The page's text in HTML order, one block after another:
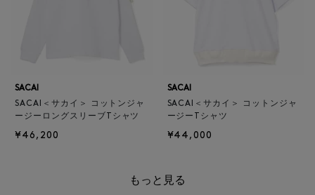
SACAI
SACAI＜サカイ＞ コットンジャ
ージーロングスリーブTシャツ
¥46,200
SACAI
SACAI＜サカイ＞ コットンジャ
ージーTシャツ
¥44,000
もっと見る